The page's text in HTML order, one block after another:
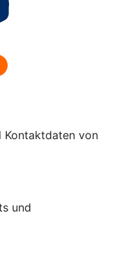
Kontaktdaten von
und